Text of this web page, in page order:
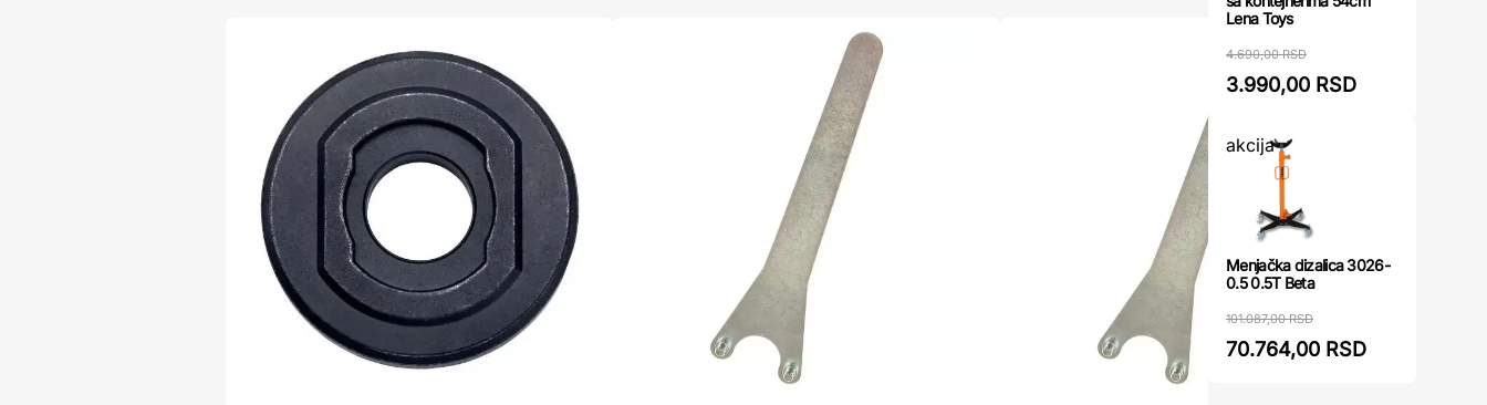
Lena Toys
4.690,00 RSD
3.990,00 RSD
akcija
Menjačka dizalica 3026-
0.5 0.5T Beta
101.087,00 RSD
70.764,00 RSD